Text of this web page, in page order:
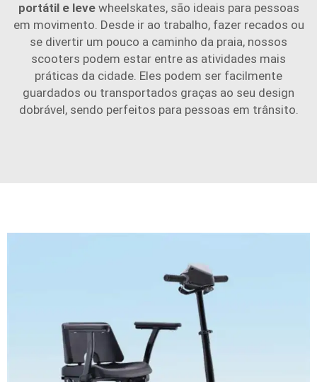
portátil e leve wheelskates, são ideais para pessoas
em movimento. Desde ir ao trabalho, fazer recados ou
se divertir um pouco a caminho da praia, nossos
scooters podem estar entre as atividades mais
práticas da cidade. Eles podem ser facilmente
guardados ou transportados graças ao seu design
dobrável, sendo perfeitos para pessoas em trânsito.